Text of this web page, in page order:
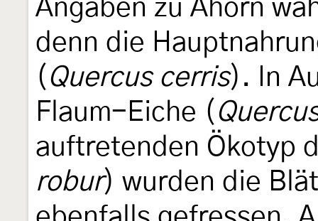
Angaben zu Ahorn
denn die
( Quercus cerris). In
Flaum-Eiche (
auftretenden Ökotyp
robur) wurden die